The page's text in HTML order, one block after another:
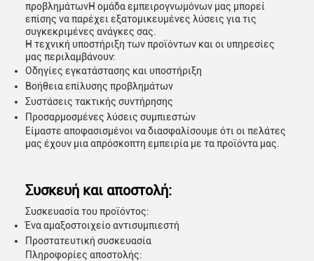
προβλημάτωνΗ ομάδα εμπειρογνωμόνων μας μπορεί
επίσης να παρέχει εξατομικευμένες λύσεις για τις
συγκεκριμένες ανάγκες σας.
Η τεχνική υποστήριξη των προϊόντων και οι υπηρεσίες
μας περιλαμβάνουν:
Οδηγίες εγκατάστασης και υποστήριξη
Βοήθεια επίλυσης προβλημάτων
Συστάσεις τακτικής συντήρησης
Προσαρμοσμένες λύσεις συμπιεστών
Είμαστε αποφασισμένοι να διασφαλίσουμε ότι οι πελάτες
μας έχουν μια απρόσκοπτη εμπειρία με τα προϊόντα μας.
Συσκευή και αποστολή:
Συσκευασία του προϊόντος:
Ένα αμαξοστοιχείο αντισυμπιεστή
Προστατευτική συσκευασία
Πληροφορίες αποστολής: